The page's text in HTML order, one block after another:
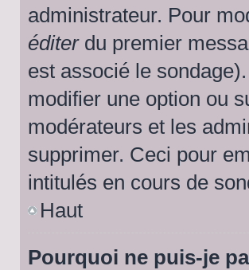
administrateur. Pour
éditerdu premier
est associé le
modifier une option ou
modérateurs et les
supprimer. Ceci pour
intitulés en cours de
Haut
Pourquoi ne puis-je